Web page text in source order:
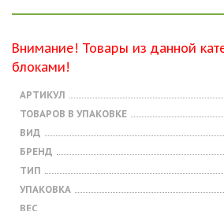
Внимание! Товары из данной
блоками!
АРТИКУЛ
ТОВАРОВ В УПАКОВКЕ
ВИД
БРЕНД
ТИП
УПАКОВКА
ВЕС